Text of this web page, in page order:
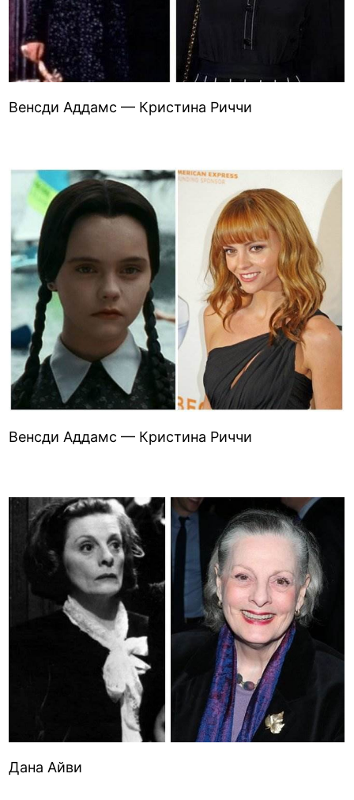
Венсди Аддамс — Кристина Риччи
Венсди Аддамс — Кристина Риччи
Дана Айви